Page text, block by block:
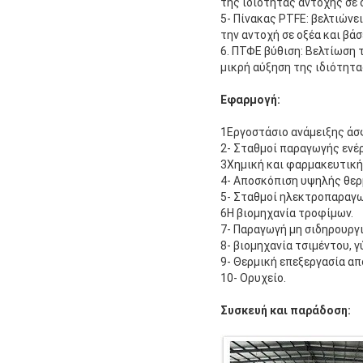
5- Πίνακας PTFE:
την αντοχή σε οξέα και
6. ΠΤΦΕ βύθιση: Βελτίωση
μικρή αύξηση της
Εφαρμογή:
1Εργοστάσιο ανάμειξης
2- Σταθμοί παραγωγής
3Χημική και
4- Αποσκόπιση υψηλής
5- Σταθμοί
6Η βιομηχανία τροφίμων.
7- Παραγωγή μη
8- βιομηχανία τσιμέντου,
9- Θερμική επεξεργασία
10- Ορυχείο.
Συσκευή και παράδοση: